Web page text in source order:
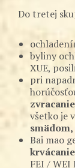
Do tretej
byliny
XUE,
pri
všetko je
Bai mao
krvácanie
FEI / WEI